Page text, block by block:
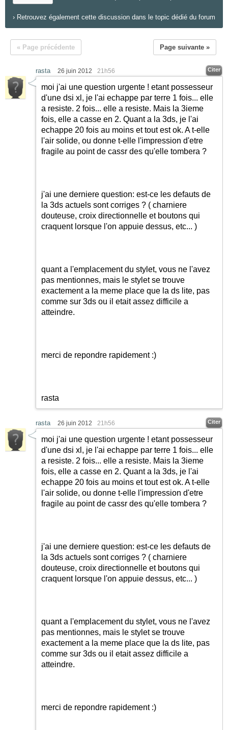
› Retrouvez également cette discussion dans le topic dédié du forum
« Page précédente Page suivante »
rasta 26 juin 2012 21h56 Citer
moi j'ai une question urgente ! etant possesseur
d'une dsi xl, je l'ai echappe par terre 1 fois... elle
a resiste. 2 fois... elle a resiste. Mais la 3ieme
fois, elle a casse en 2. Quant a la 3ds, je l'ai
echappe 20 fois au moins et tout est ok. A t-elle
l'air solide, ou donne t-elle l'impression d'etre
fragile au point de cassr des qu'elle tombera ?
j'ai une derniere question: est-ce les defauts de
la 3ds actuels sont corriges ? ( charniere
douteuse, croix directionnelle et boutons qui
craquent lorsque l'on appuie dessus, etc... )
quant a l'emplacement du stylet, vous ne l'avez
pas mentionnes, mais le stylet se trouve
exactement a la meme place que la ds lite, pas
comme sur 3ds ou il etait assez difficile a
atteindre.
merci de repondre rapidement :)
rasta
rasta 26 juin 2012 21h56 Citer
moi j'ai une question urgente ! etant possesseur
d'une dsi xl, je l'ai echappe par terre 1 fois... elle
a resiste. 2 fois... elle a resiste. Mais la 3ieme
fois, elle a casse en 2. Quant a la 3ds, je l'ai
echappe 20 fois au moins et tout est ok. A t-elle
l'air solide, ou donne t-elle l'impression d'etre
fragile au point de cassr des qu'elle tombera ?
j'ai une derniere question: est-ce les defauts de
la 3ds actuels sont corriges ? ( charniere
douteuse, croix directionnelle et boutons qui
craquent lorsque l'on appuie dessus, etc... )
quant a l'emplacement du stylet, vous ne l'avez
pas mentionnes, mais le stylet se trouve
exactement a la meme place que la ds lite, pas
comme sur 3ds ou il etait assez difficile a
atteindre.
merci de repondre rapidement :)